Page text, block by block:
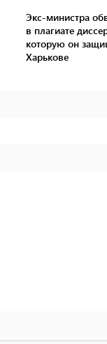
Экс-министра
в плагиате
которую он
Харькове